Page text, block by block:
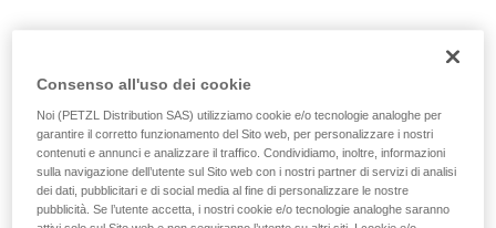
o
Privilegiare la
Privilegiare
Consenso all'uso dei cookie
Noi (PETZL Distribution SAS) utilizziamo cookie e/o tecnologie analoghe per
garantire il corretto funzionamento del Sito web, per personalizzare i nostri
contenuti e annunci e analizzare il traffico. Condividiamo, inoltre, informazioni
sulla navigazione dell’utente sul Sito web con i nostri partner di servizi di analisi
dei dati, pubblicitari e di social media al fine di personalizzare le nostre
pubblicità. Se l’utente accetta, i nostri cookie e/o tecnologie analoghe saranno